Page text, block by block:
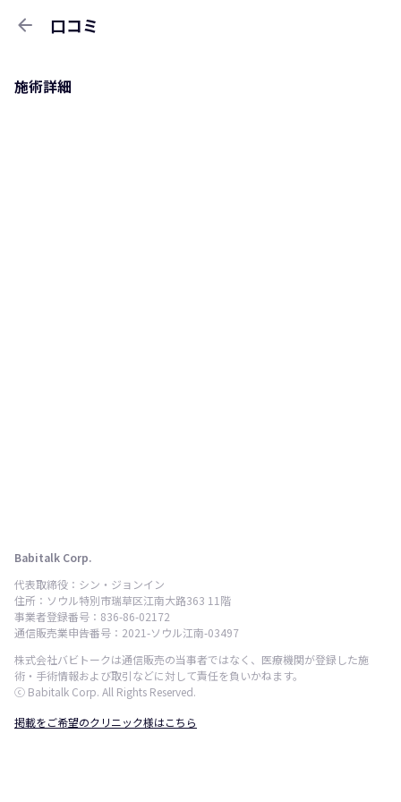
arrow_back 口コミ
施術詳細
Babitalk Corp.
代表取締役：シン・ジョンイン
住所：ソウル特別市瑞草区江南大路363 11階
事業者登録番号：836-86-02172
通信販売業申告番号：2021-ソウル江南-03497
株式会社バビトークは通信販売の当事者ではなく、医療機関が登録した施
術・手術情報および取引などに対して責任を負いかねます。
ⓒ Babitalk Corp. All Rights Reserved.
掲載をご希望のクリニック様はこちら